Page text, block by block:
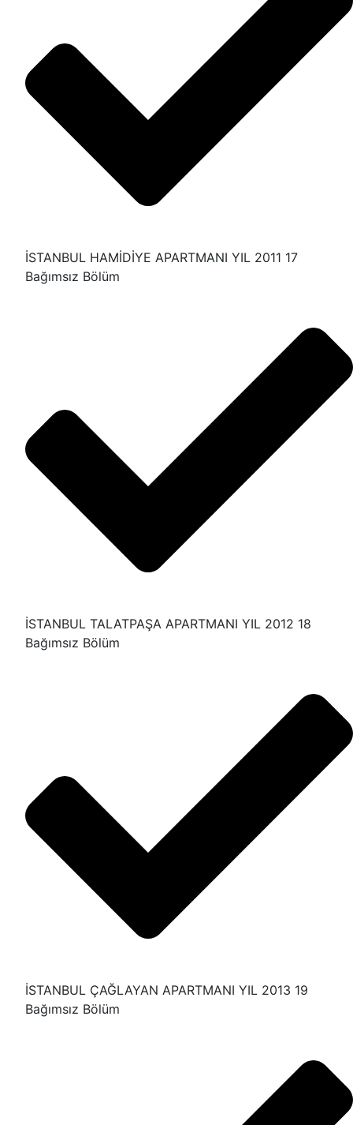
İSTANBUL HAMİDİYE APARTMANI YIL 2011 17
Bağımsız Bölüm
İSTANBUL TALATPAŞA APARTMANI YIL 2012 18
Bağımsız Bölüm
İSTANBUL ÇAĞLAYAN APARTMANI YIL 2013 19
Bağımsız Bölüm